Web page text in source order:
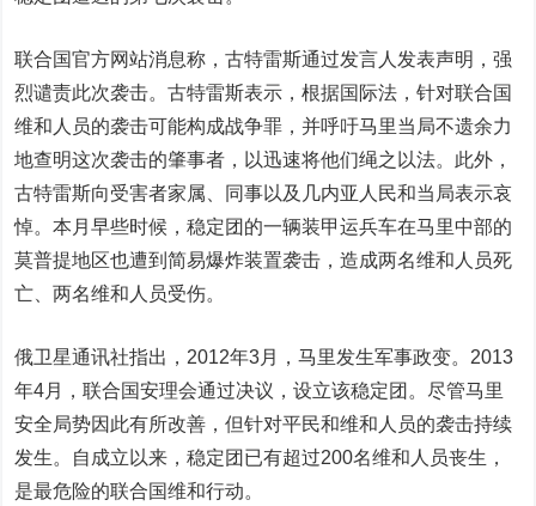
联合国官方网站消息称，古特雷斯通过发言人发表声明，强
烈谴责此次袭击。古特雷斯表示，根据国际法，针对联合国
维和人员的袭击可能构成战争罪，并呼吁马里当局不遗余力
地查明这次袭击的肇事者，以迅速将他们绳之以法。此外，
古特雷斯向受害者家属、同事以及几内亚人民和当局表示哀
悼。本月早些时候，稳定团的一辆装甲运兵车在马里中部的
莫普提地区也遭到简易爆炸装置袭击，造成两名维和人员死
亡、两名维和人员受伤。
俄卫星通讯社指出，2012年3月，马里发生军事政变。2013
年4月，联合国安理会通过决议，设立该稳定团。尽管马里
安全局势因此有所改善，但针对平民和维和人员的袭击持续
发生。自成立以来，稳定团已有超过200名维和人员丧生，
是最危险的联合国维和行动。